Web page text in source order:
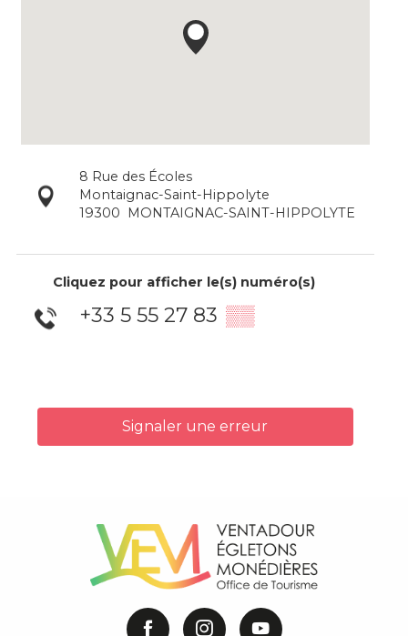
8 Rue des Écoles
Montaignac-Saint-Hippolyte
19300
MONTAIGNAC-SAINT-HIPPOLYTE
Cliquez pour afficher le(s) numéro(s)
+33 5 55 27 83 ▒▒
Signaler une erreur